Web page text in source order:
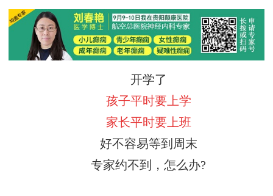
开学了
孩子平时要上学
家长平时要上班
好不容易等到周末
专家约不到，怎么办?